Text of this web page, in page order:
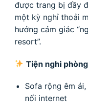
được trang bị đầy
một kỳ nghỉ thoải
hưởng cảm giác
resort”.
Tiện nghi
Sofa rộng êm
nối internet